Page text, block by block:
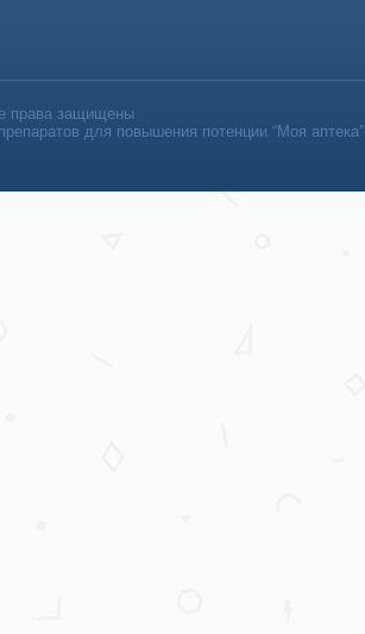
права защищены
для повышения потенции “Моя